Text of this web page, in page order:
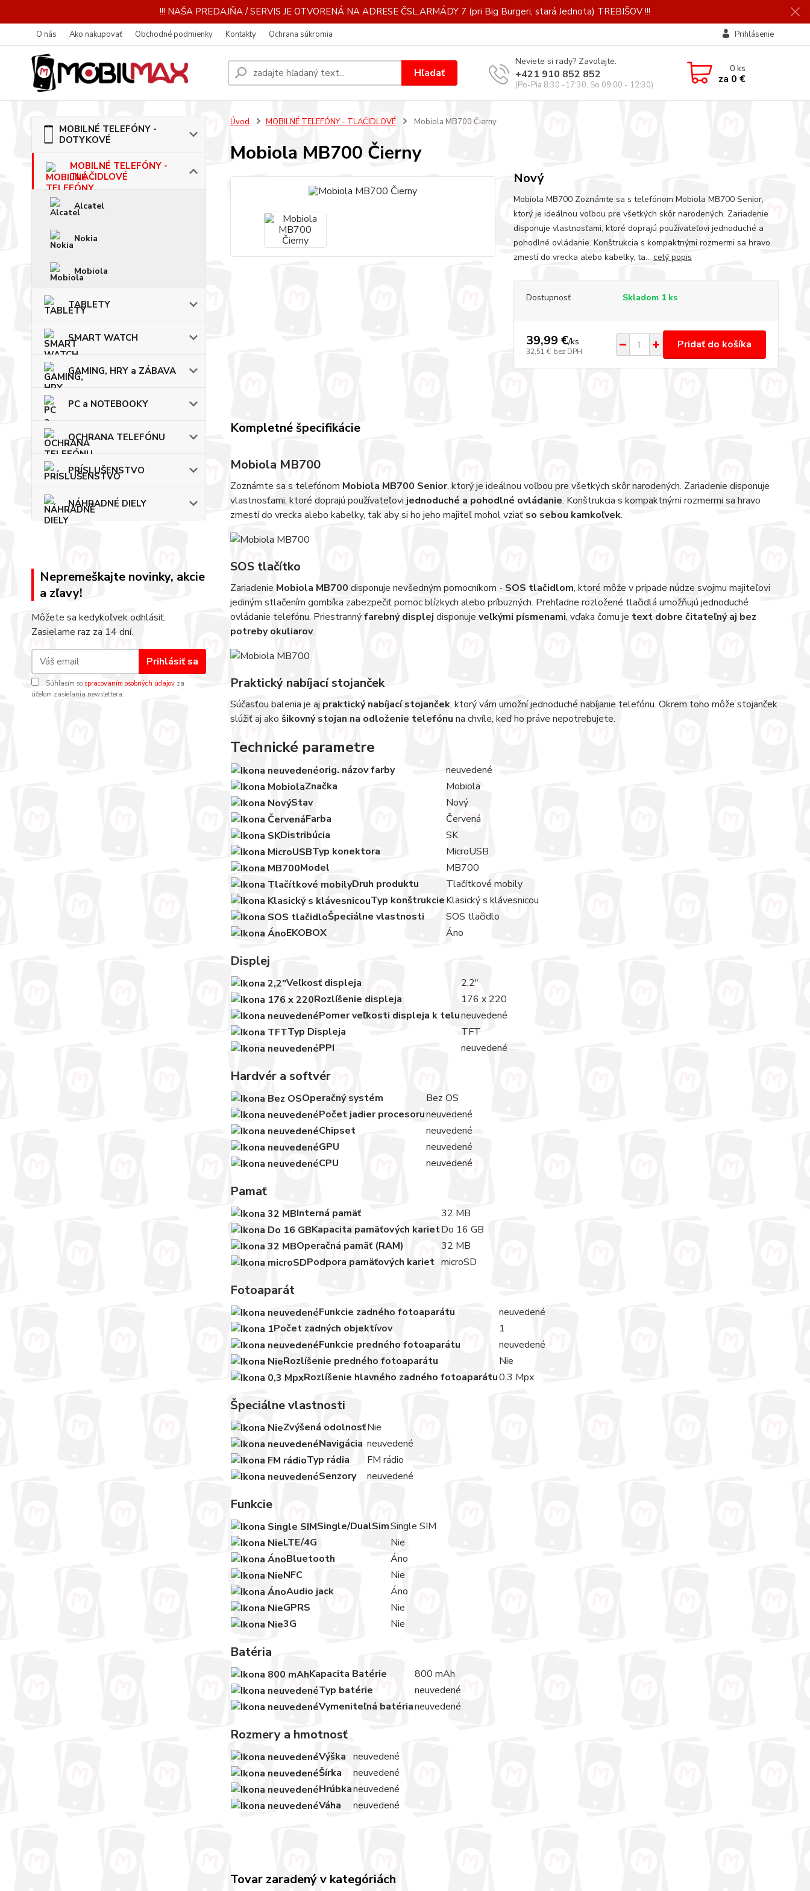
!!! NAŠA PREDAJŇA / SERVIS JE OTVORENÁ NA ADRESE ČSL.ARMÁDY 7 (pri Big Burgeri, stará Jednota) TREBIŠOV !!!
O nás Ako nakupovať Obchodné podmienky Kontakty Ochrana súkromia Prihlásenie
Hľadať
Neviete si rady? Zavolajte.
+421 910 852 852
(Po-Pia 8:30 -17:30, So 09:00 - 12:30)
0ks
za 0 €
MOBILNÉ TELEFÓNY -
DOTYKOVÉ
MOBILNÉ TELEFÓNY -
TLAČIDLOVÉ
Alcatel
Nokia
Mobiola
TABLETY
SMART WATCH
GAMING, HRY a ZÁBAVA
PC a NOTEBOOKY
OCHRANA TELEFÓNU
PRÍSLUŠENSTVO
NÁHRADNÉ DIELY
Nepremeškajte novinky, akcie
a zľavy!
Môžete sa kedykoľvek odhlásiť.
Zasielame raz za 14 dní.
Prihlásiť sa
Súhlasím so spracovaním osobných údajov za
účelom zasielania newslettera.
Úvod MOBILNÉ TELEFÓNY - TLAČIDLOVÉ Mobiola MB700 Čierny
Mobiola MB700 Čierny
Nový
Mobiola MB700 Zoznámte sa s telefónom Mobiola MB700 Senior,
ktorý je ideálnou voľbou pre všetkých skôr narodených. Zariadenie
disponuje vlastnosťami, ktoré doprajú používateľovi jednoduché a
pohodlné ovládanie. Konštrukcia s kompaktnými rozmermi sa hravo
zmestí do vrecka alebo kabelky, ta... celý popis
Dostupnosť Skladom 1 ks
39,99 €/ks
32,51 € bez DPH
Pridať do košíka
Kompletné špecifikácie
Mobiola MB700
Zoznámte sa s telefónom Mobiola MB700 Senior, ktorý je ideálnou voľbou pre všetkých skôr narodených. Zariadenie disponuje
vlastnosťami, ktoré doprajú používateľovi jednoduché a pohodlné ovládanie. Konštrukcia s kompaktnými rozmermi sa hravo
zmestí do vrecka alebo kabelky, tak aby si ho jeho majiteľ mohol vziať so sebou kamkoľvek.
SOS tlačítko
Zariadenie Mobiola MB700 disponuje nevšedným pomocníkom - SOS tlačidlom, ktoré môže v prípade núdze svojmu majiteľovi
jediným stlačením gombíka zabezpečiť pomoc blízkych alebo príbuzných. Prehľadne rozložené tlačidlá umožňujú jednoduché
ovládanie telefónu. Priestrannýfarebný displej disponuje veľkými písmenami, vďaka čomu je text dobre čitateľný aj bez
potreby okuliarov.
Praktický nabíjací stojanček
Súčasťou balenia je aj praktický nabíjací stojanček, ktorý vám umožní jednoduché nabíjanie telefónu. Okrem toho môže stojanček
slúžiť aj ako šikovný stojan na odloženie telefónu na chvíle, keď ho práve nepotrebujete.
Technické parametre
orig. názov farby
neuvedené
Značka
Mobiola
Stav
Nový
Farba
Červená
Distribúcia
SK
Typ konektora
MicroUSB
Model
MB700
Druh produktu
Tlačítkové mobily
Typ konštrukcieKlasický s klávesnicou
Špeciálne vlastnosti
SOS tlačidlo
EKOBOX
Áno
Displej
Veľkosť displeja
2,2"
Rozlíšenie displeja
176 x 220
Pomer veľkosti displeja k teluneuvedené
Typ Displeja
TFT
PPI
neuvedené
Hardvér a softvér
Operačný systém
Bez OS
Počet jadier procesoruneuvedené
Chipset
neuvedené
GPU
neuvedené
CPU
neuvedené
Pamať
Interná pamäť
32 MB
Kapacita pamäťových karietDo 16 GB
Operačná pamäť (RAM)
32 MB
Podpora pamäťových kariet microSD
Fotoaparát
Funkcie zadného fotoaparátu
neuvedené
Počet zadných objektívov
1
Funkcie predného fotoaparátu
neuvedené
Rozlíšenie predného fotoaparátu
Nie
Rozlíšenie hlavného zadného fotoaparátu0,3 Mpx
Špeciálne vlastnosti
Zvýšená odolnosťNie
Navigácia neuvedené
Typ rádia
FM rádio
Senzory
neuvedené
Funkcie
Single/DualSimSingle SIM
LTE/4G
Nie
Bluetooth
Áno
NFC
Nie
Audio jack
Áno
GPRS
Nie
3G
Nie
Batéria
Kapacita Batérie
800 mAh
Typ batérie
neuvedené
Vymeniteľná batérianeuvedené
Rozmery a hmotnosť
Výška neuvedené
Šírka
neuvedené
Hrúbkaneuvedené
Váha
neuvedené
Tovar zaradený v kategóriách